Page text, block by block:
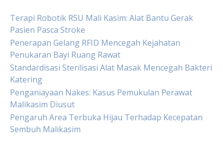
Terapi Robotik RSU Mali Kasim: Alat Bantu Gerak
Pasien Pasca Stroke
Penerapan Gelang RFID Mencegah Kejahatan
Penukaran Bayi Ruang Rawat
Standardisasi Sterilisasi Alat Masak Mencegah Bakteri
Katering
Penganiayaan Nakes: Kasus Pemukulan Perawat
Malikasim Diusut
Pengaruh Area Terbuka Hijau Terhadap Kecepatan
Sembuh Malikasim